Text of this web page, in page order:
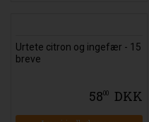
Urtete citron og ingefær - 15
breve
5800 DKK